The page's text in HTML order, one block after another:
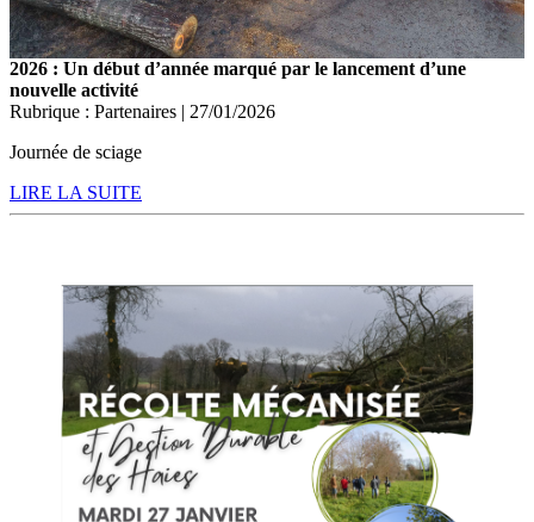
2026 : Un début d’année marqué par le lancement d’une
nouvelle activité
Rubrique : Partenaires | 27/01/2026
Journée de sciage
LIRE LA SUITE